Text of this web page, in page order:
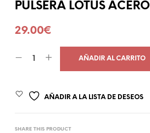
PULSERA LOTUS ACERO
29.00€
AÑADIR AL CARRITO
AÑADIR A LA LISTA DE DESEOS
SHARE THIS PRODUCT